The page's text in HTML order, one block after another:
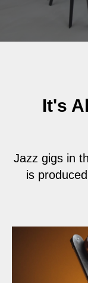
It's
Jazz gigs in
is